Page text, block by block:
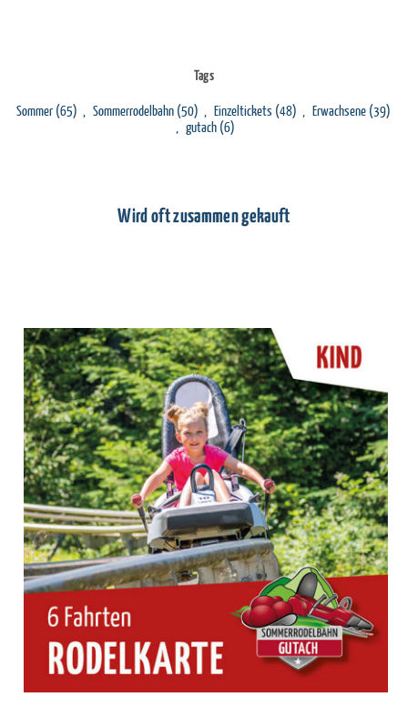
Tags
Sommer (65) Sommerrodelbahn (50) Einzeltickets (48) Erwachsene (39)
gutach (6)
Wird oft zusammen gekauft